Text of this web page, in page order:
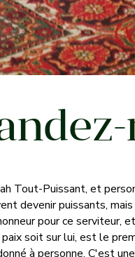
Puissant, et
devenir puissants,
pour ce serviteur,
soit sur lui, est le
à personne. C'est